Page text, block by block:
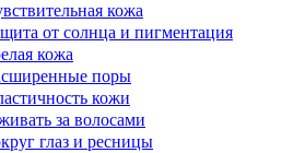
кожа
от солнца и пигментация
кожа
поры
кожи
за волосами
глаз и ресницы